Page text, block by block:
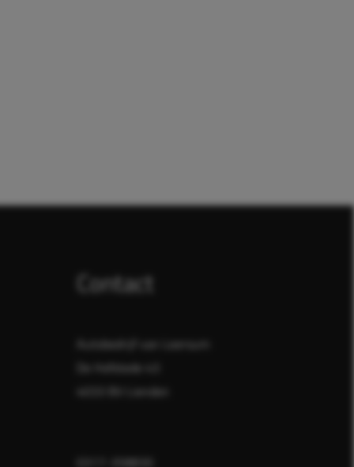
Contact
Autobedrijf van Leersum
De Hofstede 43
4033 BV Lienden
0317-358830